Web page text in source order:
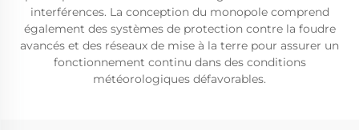
interférences. La conception du monopole comprend
également des systèmes de protection contre la foudre
avancés et des réseaux de mise à la terre pour assurer un
fonctionnement continu dans des conditions
météorologiques défavorables.